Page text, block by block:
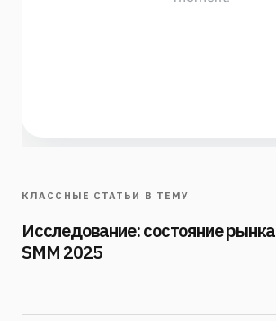
КЛАССНЫЕ СТАТЬИ В ТЕМУ
Исследование: состояние рынка
SMM 2025